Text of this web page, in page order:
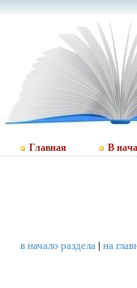
Главная В
в начало раздела| на